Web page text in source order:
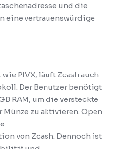
und die
eine vertrauenswürdige
PIVX, läuft Zcash auch
Der Benutzer benötigt
RAM, um die versteckte
zu aktivieren. Open
von Zcash. Dennoch ist